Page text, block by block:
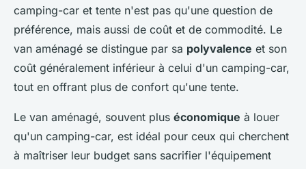
camping-car et tente n'est pas qu'une question de
préférence, mais aussi de coût et de commodité. Le
van aménagé se distingue par sa polyvalence et son
coût généralement inférieur à celui d'un camping-car,
tout en offrant plus de confort qu'une tente.
Le van aménagé, souvent plus économique à louer
qu'un camping-car, est idéal pour ceux qui cherchent
à maîtriser leur budget sans sacrifier l'équipement